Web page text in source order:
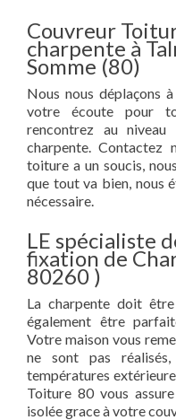
Couvreur
charpente à
Somme (80)
Nous nous déplaçons
votre écoute pour
rencontrez au
charpente. Contactez
toiture a un soucis,
que tout va bien, nous
nécessaire.
LE spécialiste
fixation de
80260 )
La charpente doit
également être
Votre maison vous
ne sont pas
températures
Toiture 80 vous
isolée grace à votre